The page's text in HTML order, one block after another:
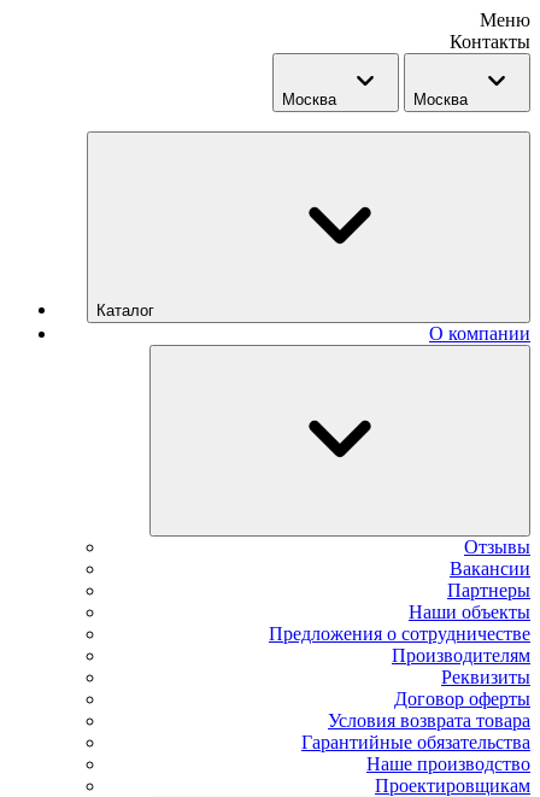
Меню
Контакты
Москва Москва
Каталог
О компании
Отзывы
Вакансии
Партнеры
Наши объекты
Предложения о сотрудничестве
Производителям
Реквизиты
Договор оферты
Условия возврата товара
Гарантийные обязательства
Наше производство
Проектировщикам